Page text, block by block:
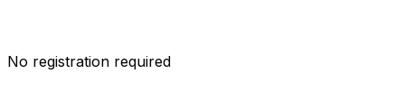
No registration required